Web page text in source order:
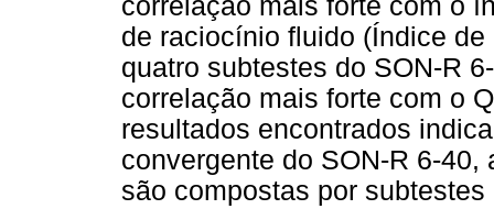
de raciocínio fluido (Índice
quatro subtestes do SON-R
correlação mais forte com o
resultados encontrados
convergente do SON-R 6-
são compostas por subtestes